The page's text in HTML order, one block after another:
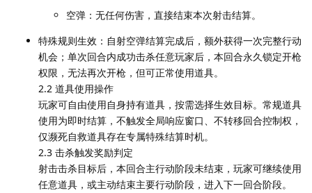
空弹：无任何伤害，直接结束本次射击结算。
特殊规则生效：自射空弹结算完成后，额外获得一次完整行动
机会；单次回合内成功击杀任意玩家后，本回合永久锁定开枪
权限，无法再次开枪，但可正常使用道具。
2.2 道具使用操作
玩家可自由使用自身持有道具，按需选择生效目标。常规道具
使用为即时结算，不触发全局响应窗口、不转移回合控制权，
仅濒死自救道具存在专属特殊结算时机。
2.3 击杀触发奖励判定
射击击杀目标后，本回合主行动阶段未结束，玩家可继续使用
任意道具，或主动结束主要行动阶段，进入下一回合阶段。